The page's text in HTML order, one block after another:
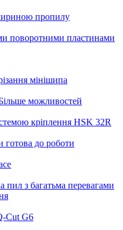
пропилу
поворотними пластинами
мінішипа
можливостей
кріплення HSK 32R
готова до роботи
пил з багатьма перевагами
Cut G6